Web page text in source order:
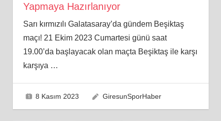
Yapmaya Hazırlanıyor
Sarı kırmızılı Galatasaray’da gündem Beşiktaş
maçı! 21 Ekim 2023 Cumartesi günü saat
19.00’da başlayacak olan maçta Beşiktaş ile karşı
karşıya …
8 Kasım 2023 GiresunSporHaber